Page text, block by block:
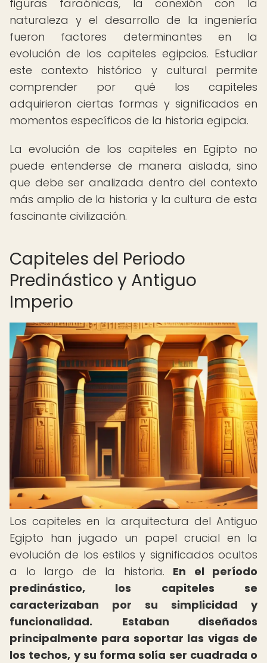
figuras faraónicas, la conexión con la
naturaleza y el desarrollo de la ingeniería
fueron factores determinantes en la
evolución de los capiteles egipcios. Estudiar
este contexto histórico y cultural permite
comprender por qué los capiteles
adquirieron ciertas formas y significados en
momentos específicos de la historia egipcia.
La evolución de los capiteles en Egipto no
puede entenderse de manera aislada, sino
que debe ser analizada dentro del contexto
más amplio de la historia y la cultura de esta
fascinante civilización.
Capiteles del Periodo
Predinástico y Antiguo
Imperio
Los capiteles en la arquitectura del Antiguo
Egipto han jugado un papel crucial en la
evolución de los estilos y significados ocultos
a lo largo de la historia. En el período
predinástico, los capiteles se
caracterizaban por su simplicidad y
funcionalidad.
Estaban diseñados
principalmente para soportar las vigas de
los techos, y su forma solía ser cuadrada o